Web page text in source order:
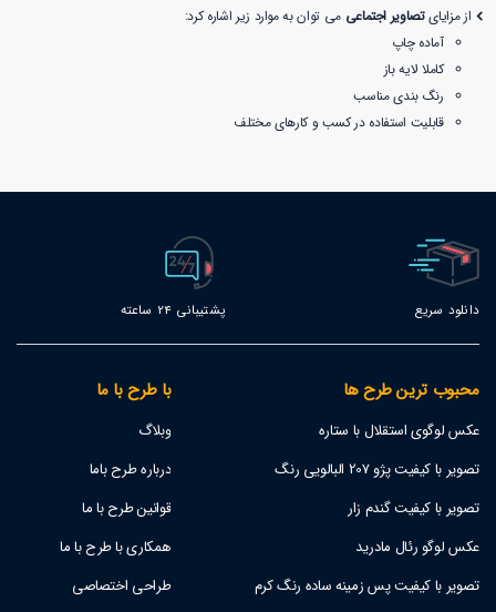
از مزایایتصاویر اجتماعی می توان به موارد زیر اشاره کرد:
آماده چاپ
کاملا لایه باز
رنگ بندی مناسب
قابلیت استفاده در کسب و کارهای مختلف
دانلود سریع پشتیبانی 24 ساعته
محبوب ترین طرح ها
عکس لوگوی استقلال با ستاره
تصویر با کیفیت پژو 207 البالویی رنگ
تصویر با کیفیت گندم زار
عکس لوگو رئال مادرید
تصویر با کیفیت پس زمینه ساده رنگ کرم
با طرح با ما
وبلاگ
درباره طرح باما
قوانین طرح با ما
همکاری با طرح با ما
طراحی اختصاصی